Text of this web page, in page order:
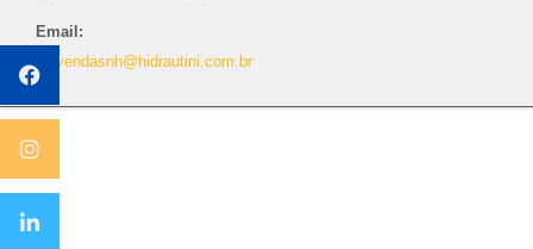
Email:
vendasnh@hidrautini.com.br